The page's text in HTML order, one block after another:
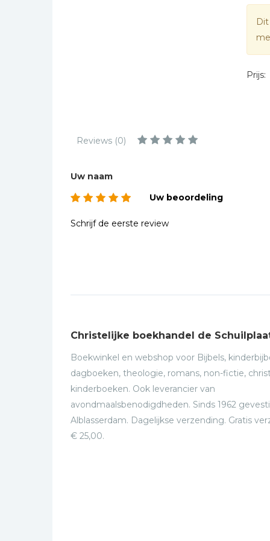
Romans
Wenskaarten
Prijs:
Reviews (0)
Uw naam
Uw beoordeling
Schrijf de eerste review
Christelijke boekhandel de
Boekwinkel en webshop voor Bijbels,
dagboeken, theologie, romans, non-fictie,
kinderboeken. Ook leverancier van
avondmaalsbenodigdheden. Sinds 1962
Alblasserdam. Dagelijkse verzending. Gratis
€ 25,00.